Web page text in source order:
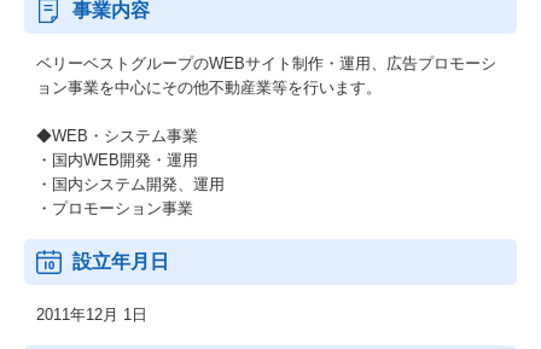
事業内容
ベリーベストグループのWEBサイト制作・運用、広告プロモーシ
ョン事業を中心にその他不動産業等を行います。
◆WEB・システム事業
・国内WEB開発・運用
・国内システム開発、運用
・プロモーション事業
設立年月日
2011年12月 1日